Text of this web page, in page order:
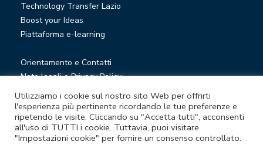
Technology Transfer Lazio
Boost your Ideas
Piattaforma e-learning
Orientamento e Contatti
Note legali e Privacy Policy
Privacy Newsletter
Società trasparente
Whistleblowing
Utilizziamo i cookie sul nostro sito Web per offrirti
l'esperienza più pertinente ricordando le tue preferenze e
ripetendo le visite. Cliccando su "Accetta tutti", acconsenti
all'uso di TUTTI i cookie. Tuttavia, puoi visitare
"Impostazioni cookie" per fornire un consenso controllato.